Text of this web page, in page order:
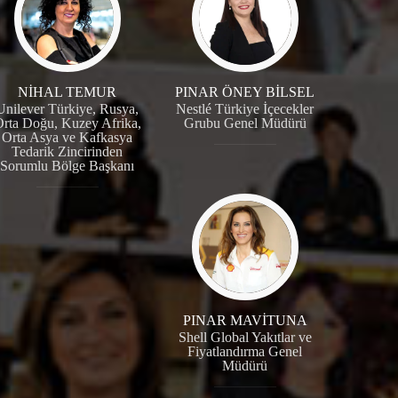
NİHAL TEMUR
Türkiye, Rusya,
Doğu, Kuzey Afrika,
Orta Asya ve Kafkasya
Tedarik Zincirinden
Sorumlu Bölge Başkanı
PINAR ÖNEY BİLSEL
Nestlé Türkiye İçecekler
Grubu Genel Müdürü
PINAR MAVİTUNA
Shell Global Yakıtlar ve
Fiyatlandırma Genel
Müdürü